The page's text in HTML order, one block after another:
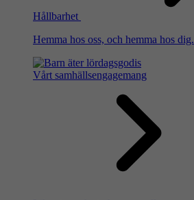
Hållbarhet
Hemma hos oss, och hemma hos dig.
Vårt samhällsengagemang